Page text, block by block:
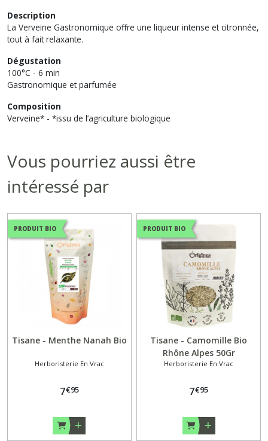
Description
La Verveine Gastronomique offre une liqueur intense et citronnée,
tout à fait relaxante.
Dégustation
100°C - 6 min
Gastronomique et parfumée
Composition
Verveine* - *issu de l’agriculture biologique
Vous pourriez aussi être
intéressé par
PRODUIT BIO
Tisane - Menthe Nanah Bio
Herboristerie En Vrac
7€95
PRODUIT BIO
Tisane - Camomille Bio
Rhône Alpes 50Gr
Herboristerie En Vrac
7€95